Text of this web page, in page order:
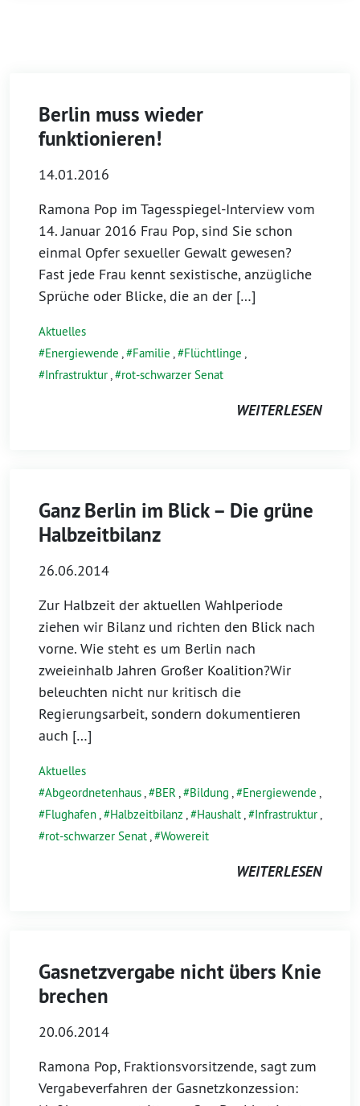
Berlin muss wieder
funktionieren!
14.01.2016
Ramona Pop im Tagesspiegel-Interview vom
14. Januar 2016 Frau Pop, sind Sie schon
einmal Opfer sexueller Gewalt gewesen?
Fast jede Frau kennt sexistische, anzügliche
Sprüche oder Blicke, die an der […]
Aktuelles
Energiewende , Familie , Flüchtlinge ,
Infrastruktur, rot-schwarzer Senat
WEITERLESEN
Ganz Berlin im Blick – Die grüne
Halbzeitbilanz
26.06.2014
Zur Halbzeit der aktuellen Wahlperiode
ziehen wir Bilanz und richten den Blick nach
vorne. Wie steht es um Berlin nach
zweieinhalb Jahren Großer Koalition?Wir
beleuchten nicht nur kritisch die
Regierungsarbeit, sondern dokumentieren
auch […]
Aktuelles
Abgeordnetenhaus, BER, Bildung , Energiewende ,
Flughafen, Halbzeitbilanz , Haushalt, Infrastruktur,
rot-schwarzer Senat, Wowereit
WEITERLESEN
Gasnetzvergabe nicht übers Knie
brechen
20.06.2014
Ramona Pop, Fraktionsvorsitzende, sagt zum
Vergabeverfahren der Gasnetzkonzession: